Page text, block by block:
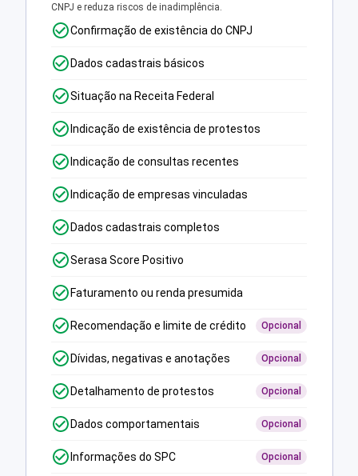
CNPJ e reduza riscos de inadimplência.
Confirmação de existência do CNPJ
Dados cadastrais básicos
Situação na Receita Federal
Indicação de existência de protestos
Indicação de consultas recentes
Indicação de empresas vinculadas
Dados cadastrais completos
Serasa Score Positivo
Faturamento ou renda presumida
Recomendação e limite de crédito Opcional
Dívidas, negativas e anotações Opcional
Detalhamento de protestos Opcional
Dados comportamentais Opcional
Informações do SPC Opcional